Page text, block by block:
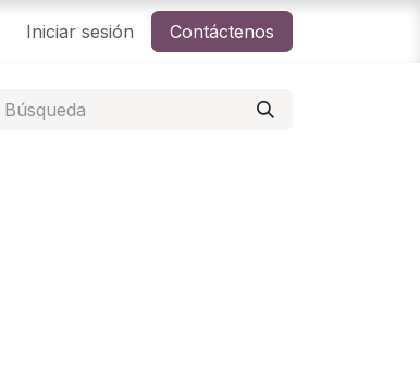
Iniciar sesión Contáctenos